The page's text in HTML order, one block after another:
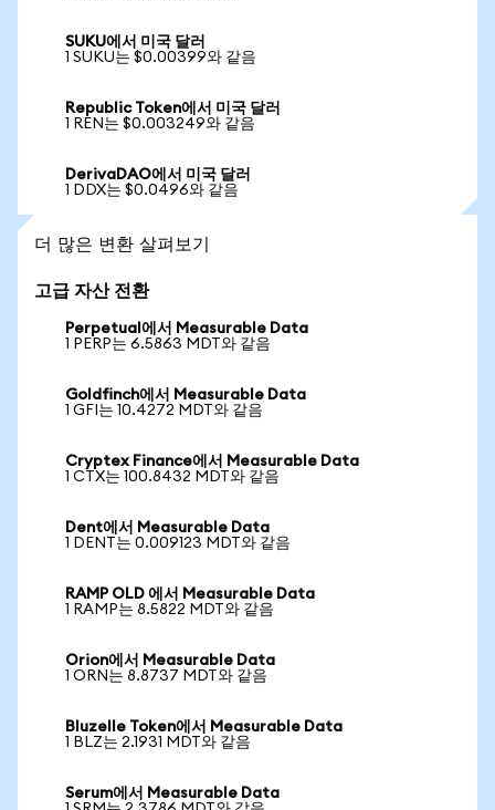
SUKU에서 미국 달러
1 SUKU는 $0.00399와 같음
Republic Token에서 미국 달러
1 REN는 $0.003249와 같음
DerivaDAO에서 미국 달러
1 DDX는 $0.0496와 같음
더 많은 변환 살펴보기
고급 자산 전환
Perpetual에서 Measurable Data
1 PERP는 6.5863 MDT와 같음
Goldfinch에서 Measurable Data
1 GFI는 10.4272 MDT와 같음
Cryptex Finance에서 Measurable Data
1 CTX는 100.8432 MDT와 같음
Dent에서 Measurable Data
1 DENT는 0.009123 MDT와 같음
RAMP OLD 에서 Measurable Data
1 RAMP는 8.5822 MDT와 같음
Orion에서 Measurable Data
1 ORN는 8.8737 MDT와 같음
Bluzelle Token에서 Measurable Data
1 BLZ는 2.1931 MDT와 같음
Serum에서 Measurable Data